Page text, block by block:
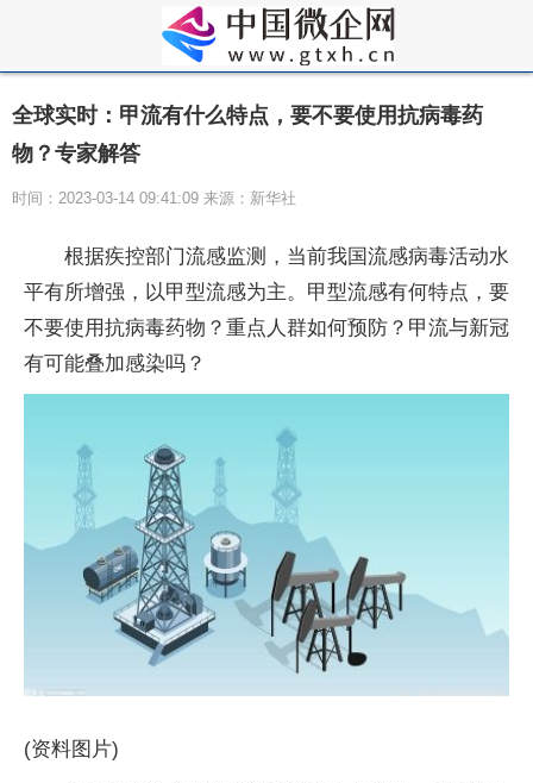
全球实时：甲流有什么特点，要不要使用抗病毒药
物？专家解答
时间：2023-03-14 09:41:09 来源：新华社
根据疾控部门流感监测，当前我国流感病毒活动水
平有所增强，以甲型流感为主。甲型流感有何特点，要
不要使用抗病毒药物？重点人群如何预防？甲流与新冠
有可能叠加感染吗？
(资料图片)